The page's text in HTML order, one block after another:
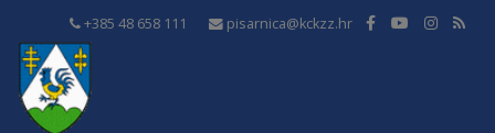
+385 48 658 111 pisarnica@kckzz.hr